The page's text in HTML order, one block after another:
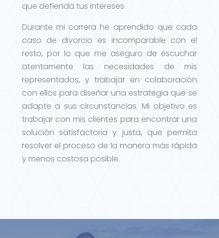
que defienda tus intereses.
Durante mi carrera he aprendido que cada
caso de divorcio es incomparable con el
resto, por lo que me aseguro de escuchar
atentamente las necesidades de mis
representados, y trabajar en colaboración
con ellos para diseñar una estrategia que se
adapte a sus circunstancias. Mi objetivo es
trabajar con mis clientes para encontrar una
solución satisfactoria y justa, que permita
resolver el proceso de la manera más rápida
y menos costosa posible.